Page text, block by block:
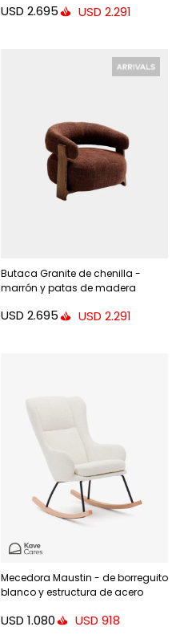
USD 2.695 USD 2.291
Butaca Granite de chenilla -
marrón y patas de madera
nogal FSC 100%
USD 2.695 USD 2.291
Mecedora Maustin - de borreguito
blanco y estructura de acero
USD 1.080 USD 918